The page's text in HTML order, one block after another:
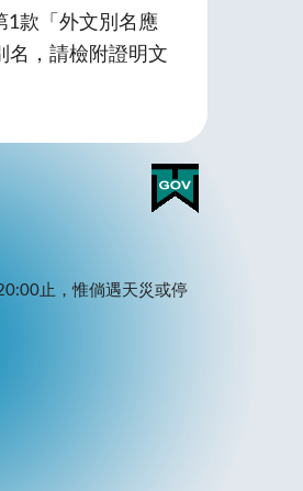
1款「外文別名應
名，請檢附證明文
止，惟倘遇天災或停